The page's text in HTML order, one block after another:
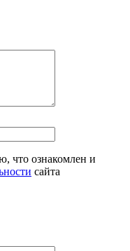
что ознакомлен и
сайта